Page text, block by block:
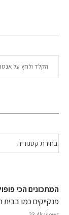
המתכונים הכי
פנקייקים כמו